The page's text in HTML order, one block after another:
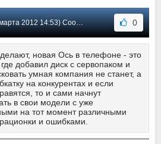
2012 14:53) Сообщение #1 0
новая Ось в телефоне - это
добавил диск с сервопаком и
умная компания не станет, а
на конкурентах и если
то и сами начнут
в свои модели с уже
на тот момент различными
и ошибками.